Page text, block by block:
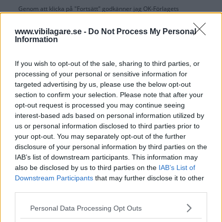
www.vibilagare.se - Do Not Process My Personal
Information
If you wish to opt-out of the sale, sharing to third parties, or
processing of your personal or sensitive information for
targeted advertising by us, please use the below opt-out
section to confirm your selection. Please note that after your
opt-out request is processed you may continue seeing
interest-based ads based on personal information utilized by
us or personal information disclosed to third parties prior to
your opt-out. You may separately opt-out of the further
disclosure of your personal information by third parties on the
IAB’s list of downstream participants. This information may
also be disclosed by us to third parties on the IAB’s List of
Downstream Participants that may further disclose it to other
Please note that this website/app uses one or more Google
Personal Data Processing Opt Outs
Genom att klicka på "Fortsätt" godkänner jag OK-Förlagets
OK-Förlagets integritetspolicy
Är du redan prenumerant på vår papperstidning?
Aktivera din digitala prenumeration utan kostnad här.